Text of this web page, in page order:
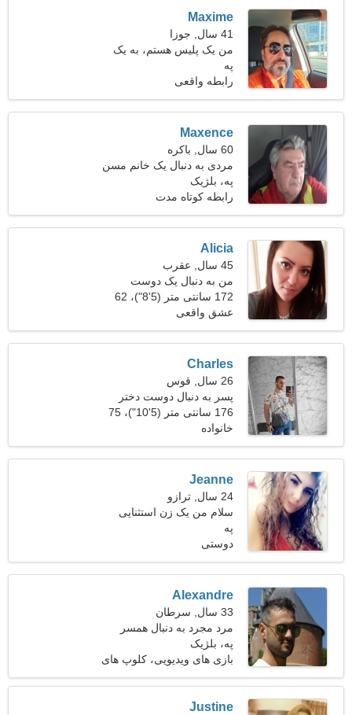
Maxime
41 سال, جوزا
من یک پلیس هستم، به یک
زن بامزه نیاز دارم
په
رابطه واقعی
Maxence
60 سال, باکره
مردی به دنبال یک خانم مسن
په، بلژیک
رابطه کوتاه مدت
Alicia
45 سال, عقرب
من به دنبال یک دوست
سرسخت هستم که با هم به
کمپینگ برویم
172 سانتی متر (5'8")، 62
کیلوگرم (136 پوند)
عشق واقعی
Charles
26 سال, قوس
پسر به دنبال دوست دختر
است
176 سانتی متر (5'10")، 75
کیلوگرم (165 پوند)
خانواده
Jeanne
24 سال, ترازو
سلام من یک زن استثنایی
هستم
په
دوستی
Alexandre
33 سال, سرطان
مرد مجرد به دنبال همسر
په، بلژیک
بازی های ویدیویی، کلوپ های
شبانه
Justine